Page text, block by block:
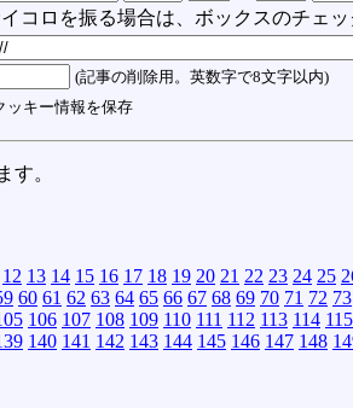
コロを振る場合は、ボックスのチェッ
(記事の削除用。英数字で8文字以内)
ッキー情報を保存
す。
12 13 14 15 16 17 18 19 20 21 22 23 24 25
60 61 62 63 64 65 66 67 68 69 70 71 72 73
106 107 108 109 110 111 112 113 114 115
140 141 142 143 144 145 146 147 148